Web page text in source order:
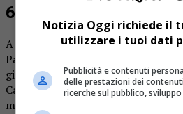
60 centimetri per lato
A Varallo è partita lanuova sfida
Palazzo dei Musei tra materia,
giorni l’artista grignaschese è
Carlo con un obiettivo: costruire
metri con una base di lavoro di
Notizia Oggi richiede il
utilizzare i tuoi dati
Pubblicità e contenuti
delle prestazioni dei
ricerche sul pubblico,